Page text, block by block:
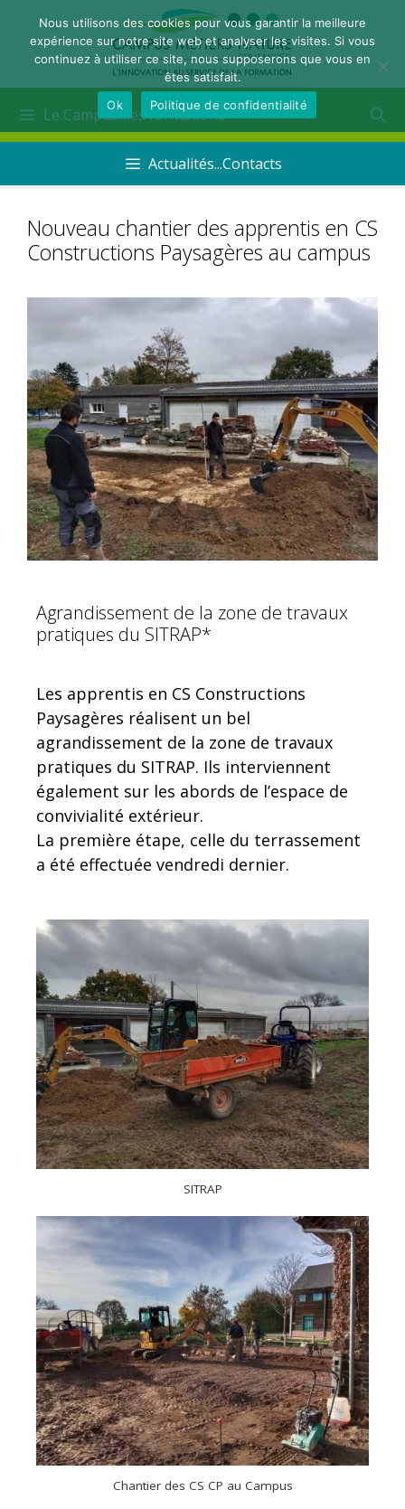
Le Campus...les formations
Actualités...Contacts
Nouveau chantier des apprentis en CS
Constructions Paysagères au campus
Agrandissement de la zone de travaux
pratiques du SITRAP*
Les apprentis en CS Constructions
Paysagères réalisent un bel
agrandissement de la zone de travaux
pratiques du SITRAP. Ils interviennent
également sur les abords de l’espace de
convivialité extérieur.
La première étape, celle du terrassement
a été effectuée vendredi dernier.
SITRAP
Chantier des CS CP au Campus
Nous utilisons des cookies pour vous garantir la meilleure
expérience sur notre site web et analyser les visites. Si vous
continuez à utiliser ce site, nous supposerons que vous en
êtes satisfait.
Ok
Politique de confidentialité